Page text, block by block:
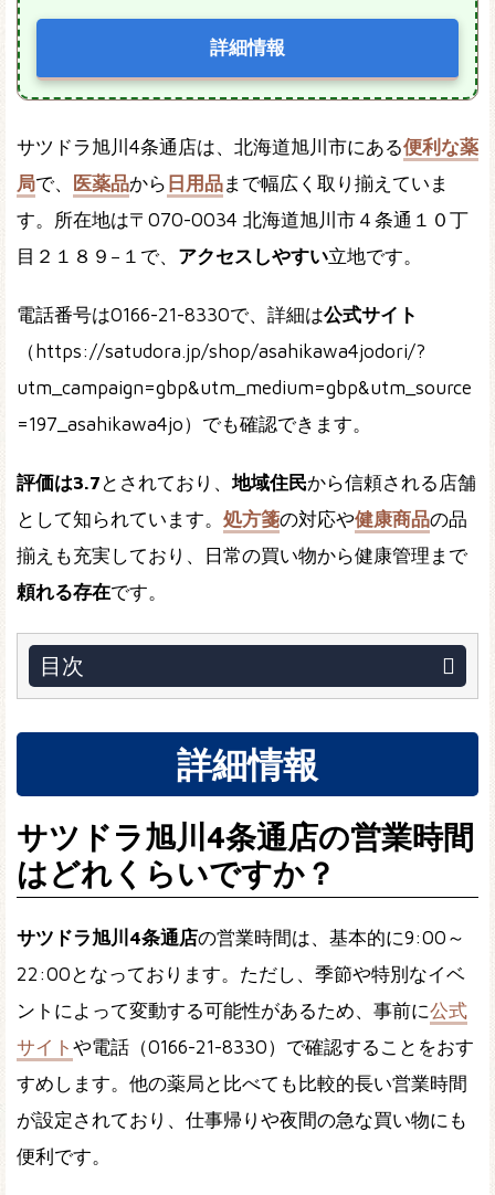
詳細情報
サツドラ旭川4条通店は、北海道旭川市にある便利な薬
局で、 医薬品から 日用品まで幅広く取り揃えていま
す。所在地は〒070-0034 北海道旭川市４条通１０丁
目２１８９−１で、 アクセスしやすい立地です。
電話番号は0166-21-8330で、詳細は公式サイト
（https://satudora.jp/shop/asahikawa4jodori/?
utm_campaign=gbp&utm_medium=gbp&utm_source
=197_asahikawa4jo）でも確認できます。
評価は3.7 とされており、 地域住民から信頼される店舗
として知られています。 処方箋の対応や健康商品の品
揃えも充実しており、日常の買い物から健康管理まで
頼れる存在です。
目次
詳細情報
サツドラ旭川4条通店の営業時間
はどれくらいですか？
サツドラ旭川4条通店の営業時間は、基本的に9:00～
22:00となっております。ただし、季節や特別なイベ
ントによって変動する可能性があるため、事前に公式
サイト や電話（0166-21-8330）で確認することをおす
すめします。他の薬局と比べても比較的長い営業時間
が設定されており、仕事帰りや夜間の急な買い物にも
便利です。